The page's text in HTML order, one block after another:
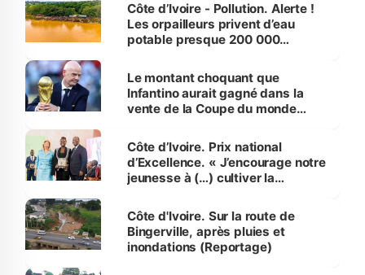
Côte d’Ivoire - Pollution. Alerte !
Les orpailleurs privent d’eau
potable presque 200 000
Le montant choquant que
Infantino aurait gagné dans la
vente de la Coupe du monde
Côte d’Ivoire. Prix national
d’Excellence. « J’encourage notre
jeunesse à (…) cultiver la
(Alassane Ouattara
Côte d'Ivoire. Sur la route de
Bingerville, après pluies et
inondations (Reportage)